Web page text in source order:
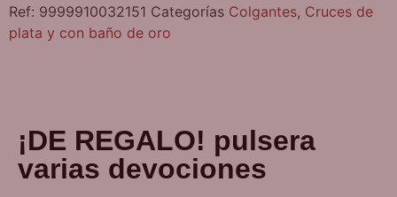
Ref: 9999910032151 Categorías Colgantes, Cruces de
plata y con baño de oro
¡DE REGALO! pulsera
varias devociones